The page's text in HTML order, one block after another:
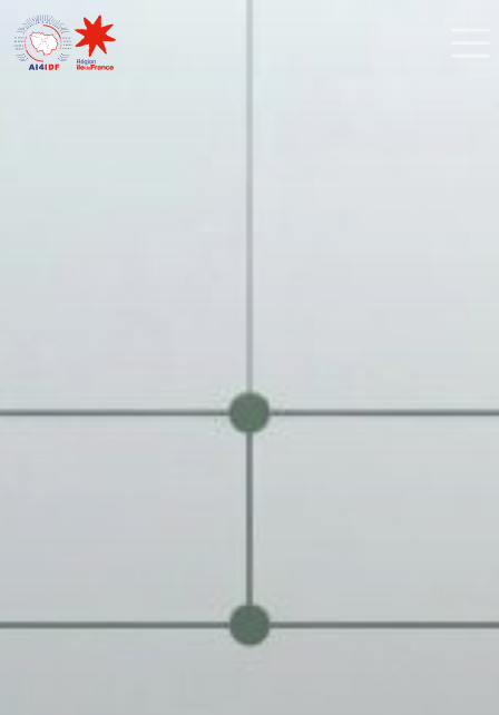
Cookies management panel